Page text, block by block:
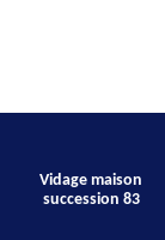
Vidage maison
succession 83